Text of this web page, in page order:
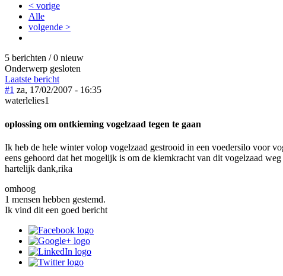
< vorige
Alle
volgende >
5 berichten / 0 nieuw
Onderwerp gesloten
Laatste bericht
#1 za, 17/02/2007 - 16:35
waterlelies1
oplossing om ontkieming vogelzaad tegen te gaan
Ik heb de hele winter volop vogelzaad gestrooid in een voedersilo voor
eens gehoord dat het mogelijk is om de kiemkracht van dit vogelzaad
hartelijk dank,rika
omhoog
1 mensen hebben gestemd.
Ik vind dit een goed bericht